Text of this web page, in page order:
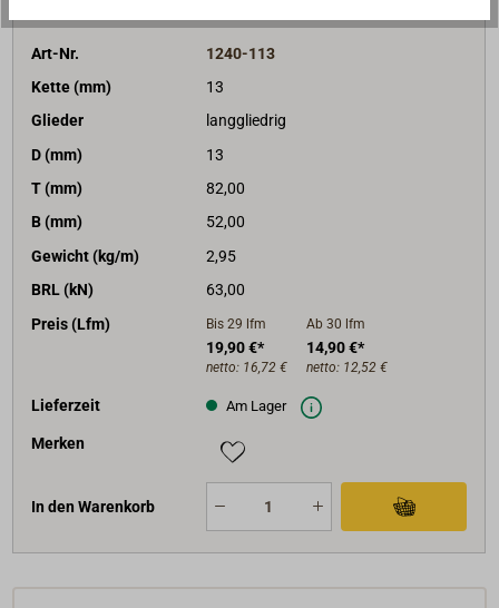
Art-Nr.
1240-113
Kette (mm)
13
Glieder
langgliedrig
D (mm)
13
T (mm)
82,00
B (mm)
52,00
Gewicht (kg/m)
2,95
BRL (kN)
63,00
Preis (Lfm)
Bis 29 lfm
19,90 €*
netto: 16,72 €
Ab 30 lfm
14,90 €*
netto: 12,52 €
Lieferzeit Am Lager
Merken
In den Warenkorb